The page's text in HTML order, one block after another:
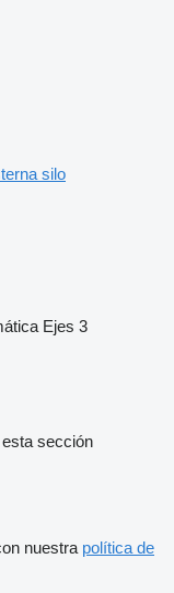
silo
Ejes 3
sección
nuestra política de